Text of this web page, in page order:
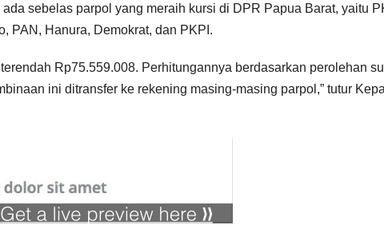
sebelas parpol yang meraih kursi di DPR Papua Barat, yaitu
PAN, Hanura, Demokrat, dan PKPI.
Rp75.559.008. Perhitungannya berdasarkan perolehan
ini ditransfer ke rekening masing-masing parpol,” tutur